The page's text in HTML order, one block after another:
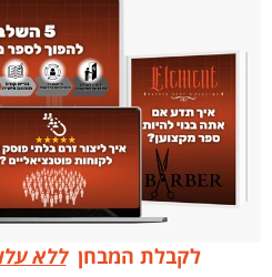
לקבלת המבחןללא